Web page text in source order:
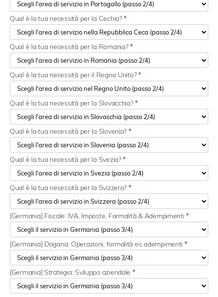
Qual è la tua necessità per la Cechia?*
Qual è la tua necessità per la Romania?*
Qual è la tua necessità per il Regno Unito?*
Qual è la tua necessità per la Slovacchia?*
Qual è la tua necessità per la Slovenia? *
Qual è la tua necessità per la Svezia?*
Qual è la tua necessità per la Svizzera? *
[Germania] Fiscale: IVA, Imposte, Formalità & Adempimenti*
[Germania] Dogana: Operazioni, formalità es adempimenti *
[Germania] Strategia: Sviluppo aziendale *